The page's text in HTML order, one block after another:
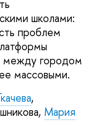
школами:
проблем
между городом
массовыми.
,
Мария